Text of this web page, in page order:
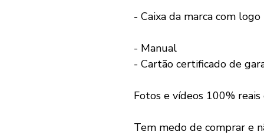
- Caixa da marca com logo
- Manual
- Cartão certificado de
Fotos e vídeos 100%
Tem medo de comprar e